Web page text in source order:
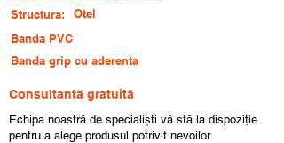
Structura:
Otel
Banda PVC
Banda grip cu aderenta
Consultantă gratuită
Echipa noastră de specialiști vă stă la dispoziție
pentru a alege produsul potrivit nevoilor